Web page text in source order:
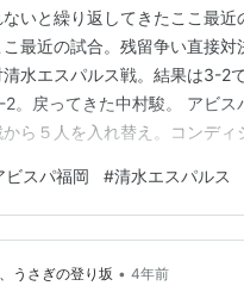
いと繰り返してきたここ最近
最近の試合。残留争い直接対
水エスパルス戦。結果は3-2で
。戻ってきた中村駿。 アビス
ら５人を入れ替え。コンディ
ス戦の西村の件が影響したの
負傷退場した湯澤もベンチ
駿のダブルボランチ。まさに
主導権を握ったのは、アビス
ビスパ福岡 #清水エスパルス
うさぎの登り坂 • 4年前